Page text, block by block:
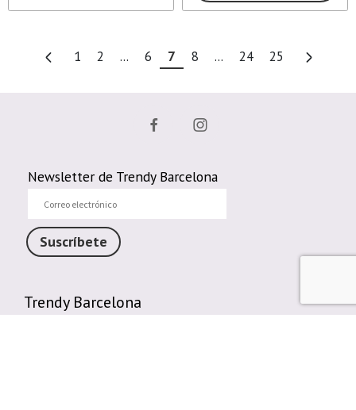
1 2 ... 6 7 8 ... 24 25
Newsletter de Trendy Barcelona
electrónico
Suscríbete
Trendy Barcelona